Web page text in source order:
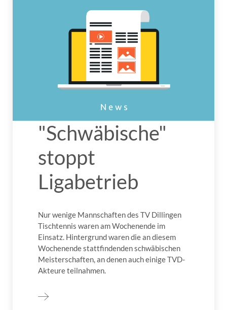
"Schwäbische"
stoppt
Ligabetrieb
Nur wenige Mannschaften des TV Dillingen
Tischtennis waren am Wochenende im
Einsatz. Hintergrund waren die an diesem
Wochenende stattfindenden schwäbischen
Meisterschaften, an denen auch einige TVD-
Akteure teilnahmen.